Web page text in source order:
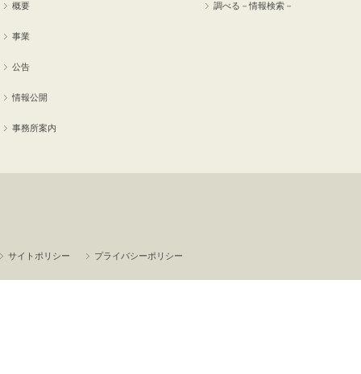
概要
事業
公告
情報公開
事務所案内
調べる－情報検索－
サイトポリシー プライバシーポリシー